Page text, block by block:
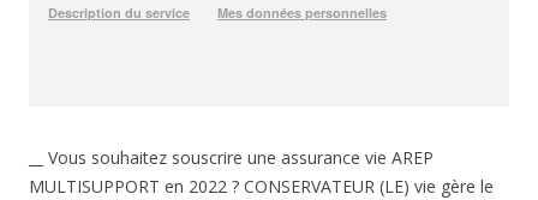
__ Vous souhaitez souscrire une assurance vie AREP
MULTISUPPORT en 2022 ? CONSERVATEUR (LE) vie gère le